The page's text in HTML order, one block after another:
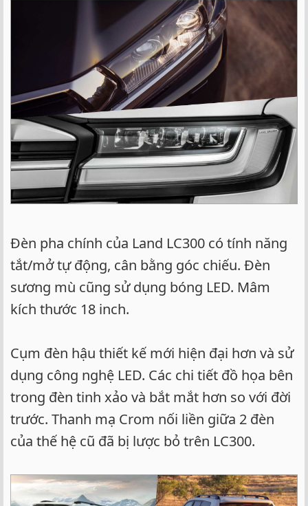
Đèn pha chính của Land LC300 có tính năng
tắt/mở tự động, cân bằng góc chiếu. Đèn
sương mù cũng sử dụng bóng LED. Mâm
kích thước 18 inch.
Cụm đèn hậu thiết kế mới hiện đại hơn và sử
dụng công nghệ LED. Các chi tiết đồ họa bên
trong đèn tinh xảo và bắt mắt hơn so với đời
trước. Thanh mạ Crom nối liền giữa 2 đèn
của thế hệ cũ đã bị lược bỏ trên LC300.